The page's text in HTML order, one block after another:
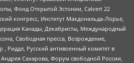
Фонд Открытой Эстонии, Calvert 22
конгресс, Институт Макдональда-Лорье,
Канады, Декабристы, Международный
Свободная пресса, Возрождение,
, Риддл, Русский антивоенный комитет в
Сахарова, Форум свободной России,